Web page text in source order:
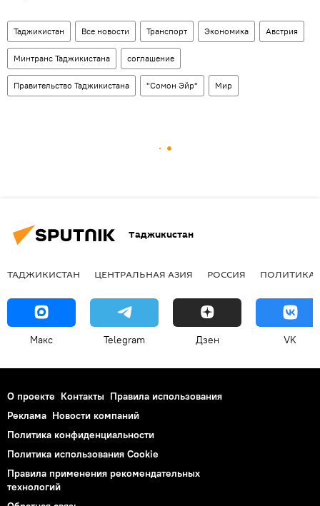
Таджикистан Все новости Транспорт Экономика Австрия
Минтранс Таджикистана соглашение
Правительство Таджикистана "Сомон Эйр" Мир
Таджикистан
ТАДЖИКИСТАН ЦЕНТРАЛЬНАЯ АЗИЯ РОССИЯ ПОЛИТИКА
Макс Telegram Дзен VK
О проекте Контакты Правила использования
Реклама Новости компаний
Политика конфиденциальности
Политика использования Cookie
Правила применения рекомендательных
технологий